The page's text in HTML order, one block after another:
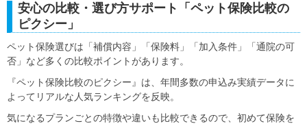
安心の比較・選び方サポート「ペット保険比較の
ピクシー」
ペット保険選びは「補償内容」「保険料」「加入条件」「通院の可
否」など多くの比較ポイントがあります。
『ペット保険比較のピクシー』は、年間多数の申込み実績データに
よってリアルな人気ランキングを反映。
気になるプランごとの特徴や違いも比較できるので、初めて保険を